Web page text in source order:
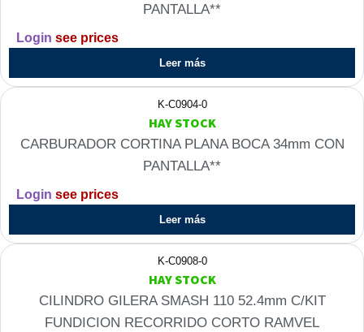
PANTALLA**
Login see prices
Leer más
K-C0904-0
HAY STOCK
CARBURADOR CORTINA PLANA BOCA 34mm CON
PANTALLA**
Login see prices
Leer más
K-C0908-0
HAY STOCK
CILINDRO GILERA SMASH 110 52.4mm C/KIT
FUNDICION RECORRIDO CORTO RAMVEL